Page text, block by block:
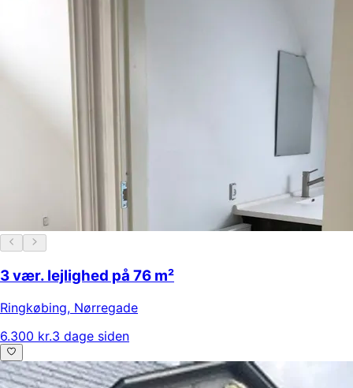
3 vær. lejlighed på 76 m²
Ringkøbing, Nørregade
6.300 kr.3 dage siden